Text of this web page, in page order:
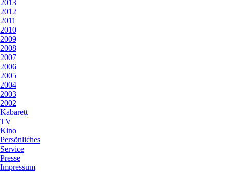
2013
2012
2011
2010
2009
2008
2007
2006
2005
2004
2003
2002
Kabarett
TV
Kino
Persönliches
Service
Presse
Impressum